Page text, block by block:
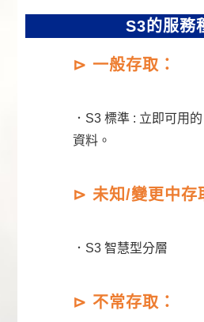
S3的服務
⊳ 一般存取：
．S3 標準 : 立即可用
資料。
⊳ 未知/變更中存
．S3 智慧型分層
⊳ 不常存取：